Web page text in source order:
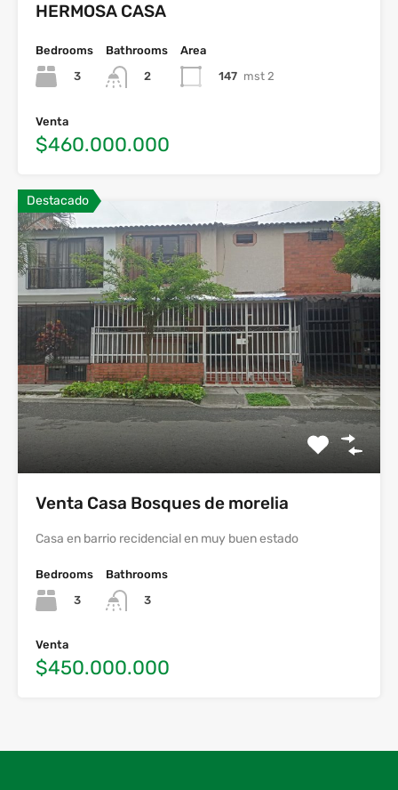
HERMOSA CASA
Bedrooms
3
Bathrooms
2
Area
147 mst 2
Venta
$460.000.000
Destacado
Venta Casa Bosques de morelia
Casa en barrio recidencial en muy buen estado
Bedrooms
3
Bathrooms
3
Venta
$450.000.000